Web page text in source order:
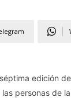
edición
personas de